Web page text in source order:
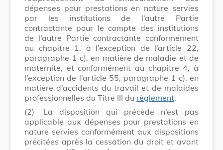
dépenses pour prestations en nature servies
par les institutions de l’autre Partie
contractante pour le compte des institutions
de l’autre Partie contractante conformément
au chapitre 1, à l’exception de l’article 22,
paragraphe 1 c), en matière de maladie et de
maternité, et conformément au chapitre 4, à
l’exception de l’article 55, paragraphe 1 c), en
matière d’accidents du travail et de malaides
professionnelles du Titre III du règlement.
(2)
La disposition qui précède n’est pas
applicable aux dépenses pour prestations en
nature servies conformément aux dispositions
précitées après la cessation du droit et avant